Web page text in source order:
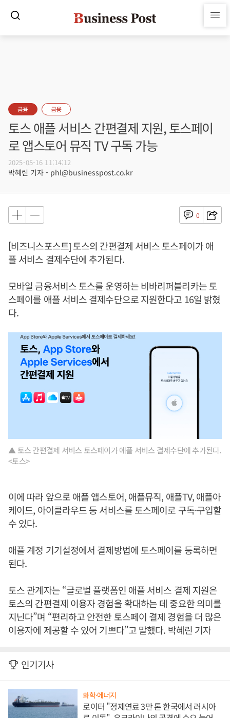
금융 금융
토스 애플 서비스 간편결제 지원, 토스페이
로 앱스토어 뮤직 TV 구독 가능
2025-05-16 11:14:12
박혜린 기자 - phl@businesspost.co.kr
0
[비즈니스포스트] 토스의 간편결제 서비스 토스페이가 애
플 서비스 결제수단에 추가된다.
모바일 금융서비스 토스를 운영하는 비바리퍼블리카는 토
스페이를 애플 서비스 결제수단으로 지원한다고 16일 밝혔
다.
▲ 토스 간편결제 서비스 토스페이가 애플 서비스 결제수단에 추가된다.
<토스>
이에 따라 앞으로 애플 앱스토어, 애플뮤직, 애플TV, 애플아
케이드, 아이클라우드 등 서비스를 토스페이로 구독·구입할
수 있다.
애플 계정 기기설정에서 결제방법에 토스페이를 등록하면
된다.
토스 관계자는 “글로벌 플랫폼인 애플 서비스 결제 지원은
토스의 간편결제 이용자 경험을 확대하는 데 중요한 의미를
지닌다”며 “편리하고 안전한 토스페이 결제 경험을 더 많은
이용자에 제공할 수 있어 기쁘다”고 말했다. 박혜린 기자
인기기사
화학·에너지
로이터 "정제연료 3만 톤 한국에서 러시아